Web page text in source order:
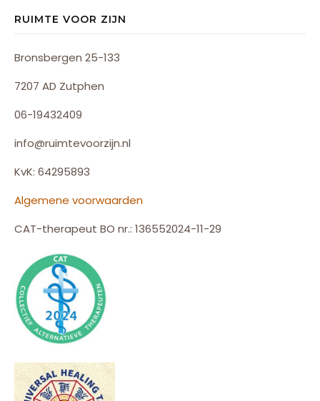
RUIMTE VOOR ZIJN
Bronsbergen 25-133
7207 AD Zutphen
06-19432409
info@ruimtevoorzijn.nl
KvK: 64295893
Algemene voorwaarden
CAT-therapeut BO nr.: 136552024-11-29